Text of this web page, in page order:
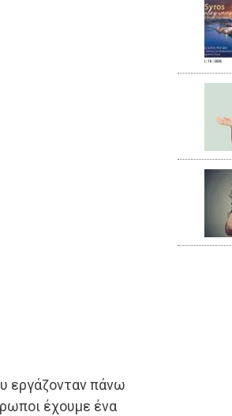
εργάζονταν πάνω
έχουμε ένα